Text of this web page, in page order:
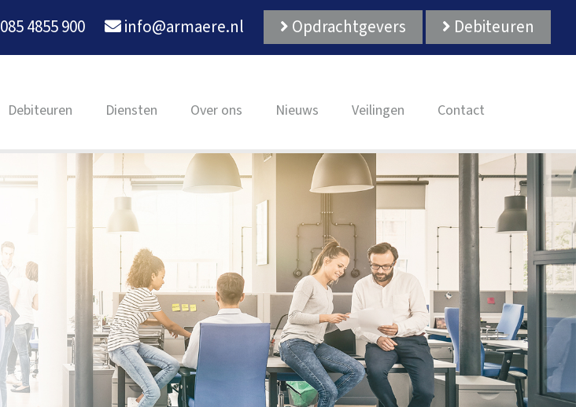
085 4855 900 info@armaere.nl Opdrachtgevers Debiteuren
Debiteuren Diensten Over ons Nieuws Veilingen Contact